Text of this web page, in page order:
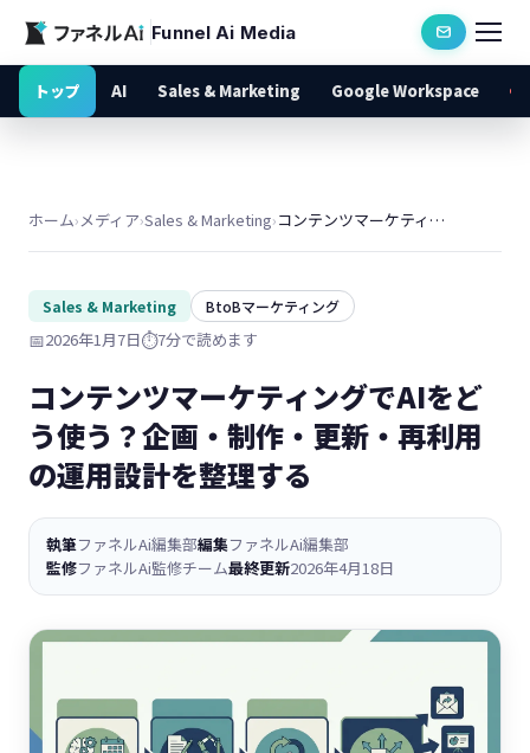
Funnel Ai Media
トップ AI Sales & Marketing Google Workspace
ホーム›メディア›Sales & Marketing› コンテンツマーケティングでAIをどう使う？企画・制作・更新・再利用の運用設計を整理する
Sales & Marketing BtoBマーケティング
📅2026年1月7日⏱️7分で読めます
コンテンツマーケティングでAIをど
う使う？企画・制作・更新・再利用
の運用設計を整理する
執筆ファネルAi編集部編集ファネルAi編集部
監修ファネルAi監修チーム最終更新2026年4月18日